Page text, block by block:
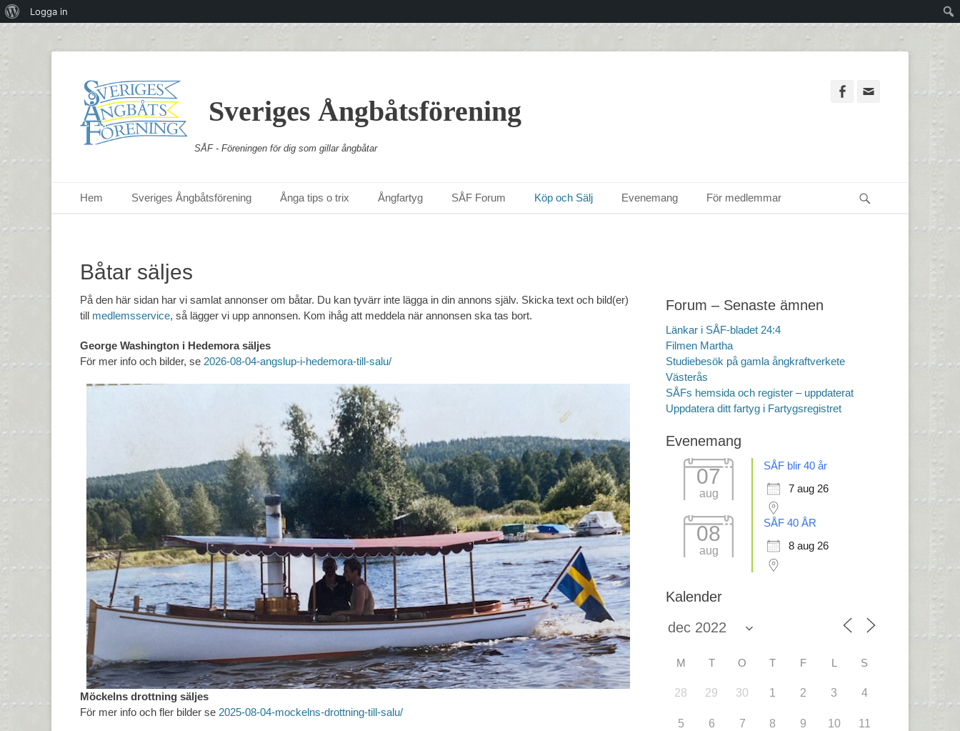
Sveriges Ångbåtsförening
SÅF - Föreningen för dig som gillar ångbåtar
Facebook
Primär meny
Hem Sveriges Ångbåtsförening Ånga tips o trix Ångfartyg SÅF Forum Köp och Sälj Evenemang För medlemmar
Båtar säljes
På den här sidan har vi samlat annonser om båtar. Du kan tyvärr inte lägga in din annons själv. Skicka text och bild(er)
till medlemsservice, så lägger vi upp annonsen. Kom ihåg att meddela när annonsen ska tas bort.
George Washington i Hedemora säljes
För mer info och bilder, se 2026-08-04-angslup-i-hedemora-till-salu/
Möckelns drottning säljes
För mer info och fler bilder se 2025-08-04-mockelns-drottning-till-salu/
Forum – Senaste ämnen
Länkar i SÅF-bladet 24:4
Filmen Martha
Studiebesök på gamla ångkraftverkete
Västerås
SÅFs hemsida och register – uppdaterat
Uppdatera ditt fartyg i Fartygsregistret
Evenemang
07
aug
SÅF blir 40 år
7 aug 26
08
aug
SÅF 40 ÅR
8 aug 26
Kalender
M T O T F L S
28 29 30 1 2 3 4
5 6 7 8 9 10 11
OmLogga in